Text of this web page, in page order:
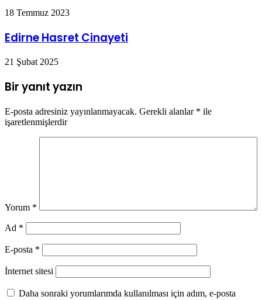
18 Temmuz 2023
Edirne Hasret Cinayeti
21 Şubat 2025
Bir yanıt yazın
E-posta adresiniz yayınlanmayacak. Gerekli alanlar * ile
işaretlenmişlerdir
Yorum *
Ad *
E-posta *
İnternet sitesi
Daha sonraki yorumlarımda kullanılması için adım, e-posta